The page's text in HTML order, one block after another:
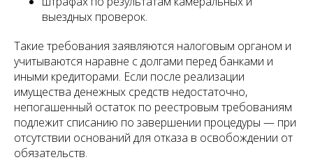
выездных проверок.
Такие требования заявляются налоговым органом и
учитываются наравне с долгами перед банками и
иными кредиторами. Если после реализации
имущества денежных средств недостаточно,
непогашенный остаток по реестровым требованиям
подлежит списанию по завершении процедуры — при
отсутствии оснований для отказа в освобождении от
обязательств.